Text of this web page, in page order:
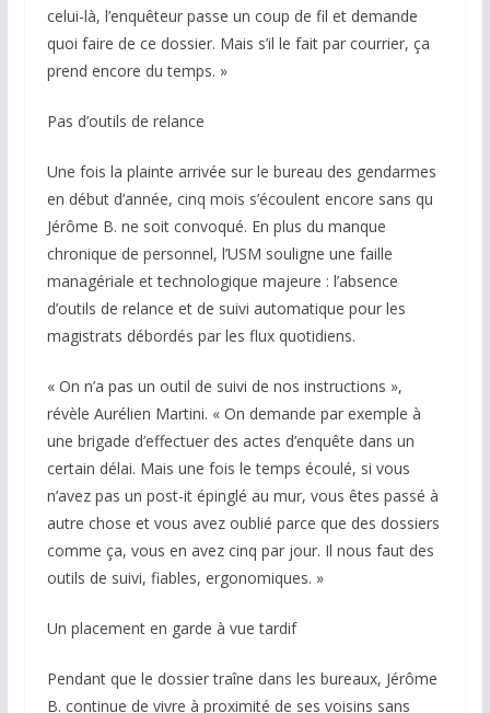
celui-là, l’enquêteur passe un coup de fil et demande
quoi faire de ce dossier. Mais s’il le fait par courrier, ça
prend encore du temps. »
Pas d’outils de relance
Une fois la plainte arrivée sur le bureau des gendarmes
en début d’année, cinq mois s’écoulent encore sans qu
Jérôme B. ne soit convoqué. En plus du manque
chronique de personnel, l’USM souligne une faille
managériale et technologique majeure : l’absence
d’outils de relance et de suivi automatique pour les
magistrats débordés par les flux quotidiens.
« On n’a pas un outil de suivi de nos instructions »,
révèle Aurélien Martini. « On demande par exemple à
une brigade d’effectuer des actes d’enquête dans un
certain délai. Mais une fois le temps écoulé, si vous
n’avez pas un post-it épinglé au mur, vous êtes passé à
autre chose et vous avez oublié parce que des dossiers
comme ça, vous en avez cinq par jour. Il nous faut des
outils de suivi, fiables, ergonomiques. »
Un placement en garde à vue tardif
Pendant que le dossier traîne dans les bureaux, Jérôme
B. continue de vivre à proximité de ses voisins sans